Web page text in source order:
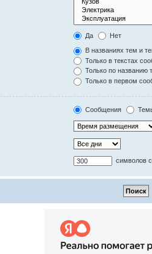
Да Нет
В названиях тем и
Только в текстах
Только по названию
Только в первом
Сообщения
символов